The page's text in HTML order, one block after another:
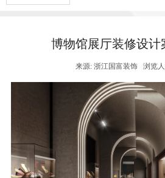
博物馆展厅装修设计
来源: 浙江国富装饰 浏览